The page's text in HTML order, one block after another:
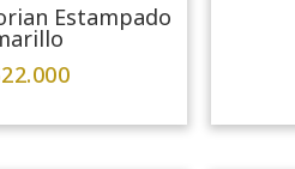
Estampado
22.000